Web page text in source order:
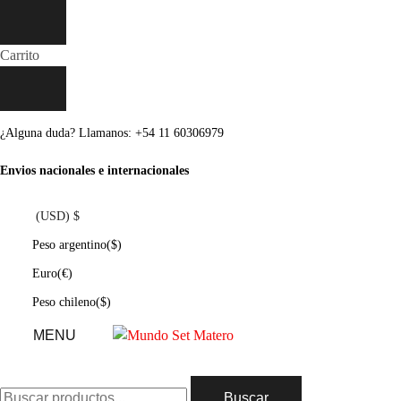
Carrito
¿Alguna duda? Llamanos: +54 11 60306979
Envios nacionales e internacionales
(USD) $
Peso argentino($)
Euro(€)
Peso chileno($)
MENU
Buscar
Buscar